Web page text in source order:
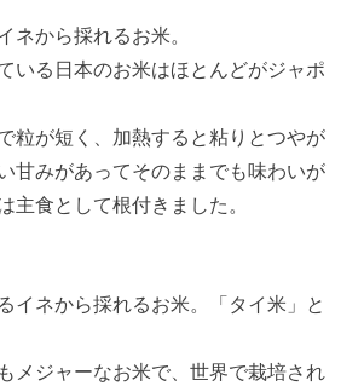
ネから採れるお米。
いる日本のお米はほとんどがジャポ
粒が短く、加熱すると粘りとつやが
甘みがあってそのままでも味わいが
主食として根付きました。
イネから採れるお米。「タイ米」と
メジャーなお米で、世界で栽培され